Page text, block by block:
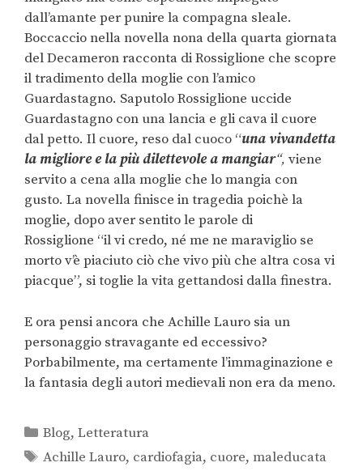
dall’amante per punire la compagna sleale.
Boccaccio nella novella nona della quarta giornata
del Decameron racconta di Rossiglione che scopre
il tradimento della moglie con l’amico
Guardastagno. Saputolo Rossiglione uccide
Guardastagno con una lancia e gli cava il cuore
dal petto. Il cuore, reso dal cuoco “una vivandetta
la migliore e la più dilettevole a mangiar“, viene
servito a cena alla moglie che lo mangia con
gusto. La novella finisce in tragedia poichè la
moglie, dopo aver sentito le parole di
Rossiglione “il vi credo, né me ne maraviglio se
morto v’è piaciuto ciò che vivo più che altra cosa vi
piacque”, si toglie la vita gettandosi dalla finestra.
E ora pensi ancora che Achille Lauro sia un
personaggio stravagante ed eccessivo?
Porbabilmente, ma certamente l’immaginazione e
la fantasia degli autori medievali non era da meno.
Blog,Letteratura
Achille Lauro, cardiofagia, cuore,maleducata